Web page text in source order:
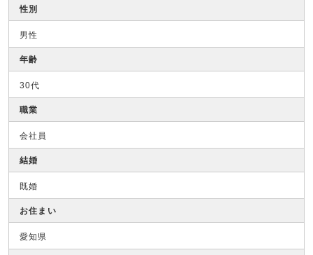
性別
男性
年齢
30代
職業
会社員
結婚
既婚
お住まい
愛知県